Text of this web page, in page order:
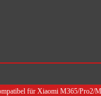
für Xiaomi M365/